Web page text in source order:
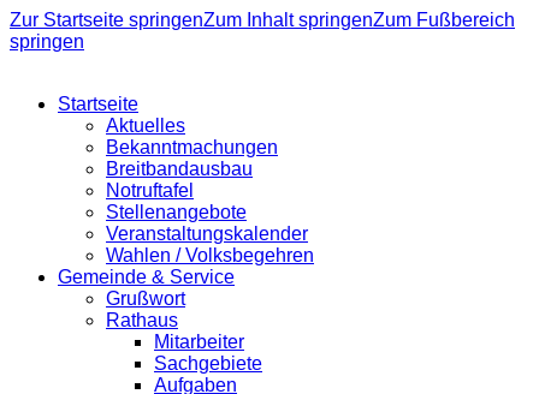
Zur Startseite springenZum Inhalt springenZum Fußbereich
springen
Startseite
Aktuelles
Bekanntmachungen
Breitbandausbau
Notruftafel
Stellenangebote
Veranstaltungskalender
Wahlen / Volksbegehren
Gemeinde & Service
Grußwort
Rathaus
Mitarbeiter
Sachgebiete
Aufgaben